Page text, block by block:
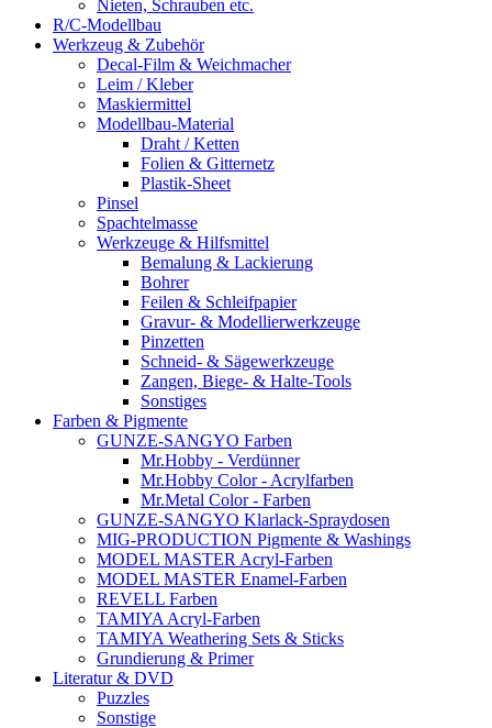
Nieten, Schrauben etc.
R/C-Modellbau
Werkzeug & Zubehör
Decal-Film & Weichmacher
Leim / Kleber
Maskiermittel
Modellbau-Material
Draht / Ketten
Folien & Gitternetz
Plastik-Sheet
Pinsel
Spachtelmasse
Werkzeuge & Hilfsmittel
Bemalung & Lackierung
Bohrer
Feilen & Schleifpapier
Gravur- & Modellierwerkzeuge
Pinzetten
Schneid- & Sägewerkzeuge
Zangen, Biege- & Halte-Tools
Sonstiges
Farben & Pigmente
GUNZE-SANGYO Farben
Mr.Hobby - Verdünner
Mr.Hobby Color - Acrylfarben
Mr.Metal Color - Farben
GUNZE-SANGYO Klarlack-Spraydosen
MIG-PRODUCTION Pigmente & Washings
MODEL MASTER Acryl-Farben
MODEL MASTER Enamel-Farben
REVELL Farben
TAMIYA Acryl-Farben
TAMIYA Weathering Sets & Sticks
Grundierung & Primer
Literatur & DVD
Puzzles
Sonstige